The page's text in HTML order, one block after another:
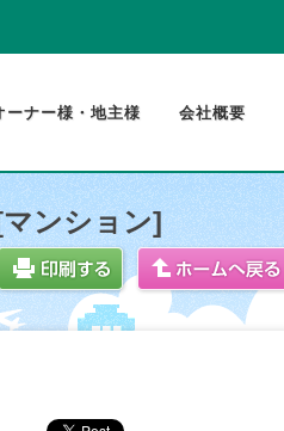
ーナー様・地主様 会社概要
ンション]